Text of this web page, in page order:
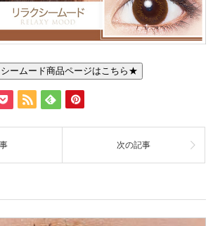
ームード商品ページはこちら★
次の記事